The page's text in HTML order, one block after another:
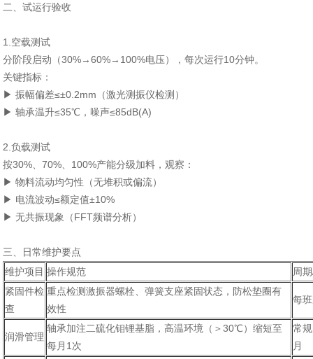
二、试运行验收‌
1‌.空载测试‌
分阶段启动（30%→60%→100%电压），每次运行10分钟。
关键指标：
▶ 振幅偏差≤±0.2mm（激光测振仪检测）
▶ 轴承温升≤35℃，噪声≤85dB(A)
2‌.负载测试‌
按30%、70%、100%产能分级加料，观察：
▶ 物料流动均匀性（无堆积或偏流）
▶ 电流波动≤额定值±10%
▶ 无共振现象（FFT频谱分析）
三、日常维护要点‌
维护项目‌ 操作规范‌
周
‌紧固件检
查‌
重点检测激振器螺栓、弹簧支座紧固状态，防松垫圈有
效性
每
润滑管理‌
轴承加注二硫化钼锂基脂，高温环境（＞30℃）缩短至
每月1次
常
月